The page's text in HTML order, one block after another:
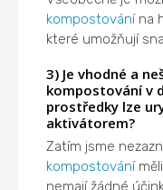
kompostovánína
které umožňují
3) Je vhodné a
kompostování v
prostředky lze
aktivátorem?
Zatím jsme
kompostování
nemají žádné